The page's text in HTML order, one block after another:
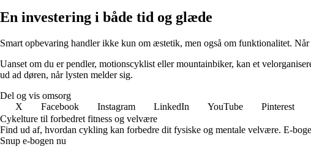
En investering i både tid og glæde
Smart opbevaring handler ikke kun om æstetik, men også om funktionalitet.
Uanset om du er pendler, motionscyklist eller mountainbiker, kan et
ud ad døren, når lysten melder sig.
Del og vis omsorg
X
Facebook Instagram LinkedIn YouTube Pinterest
Cykelture til forbedret fitness og velvære
Find ud af, hvordan cykling kan forbedre dit fysiske og mentale velvære. E-
Snup e-bogen nu